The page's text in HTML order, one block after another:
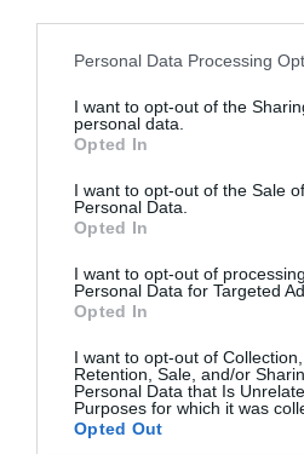
Please note that this website/app
not limited to your visit or usage
grant or deny consent to Google
use your data for below specified
consent section.
Personal Data Processing
I want to opt-out of the
personal data.
Opted In
I want to opt-out of the Sale
Personal Data.
Opted In
I want to opt-out of
Personal Data for Targeted
Opted In
I want to opt-out of Collection,
Retention, Sale, and/or
Personal Data that Is
Purposes for which it was
Opted Out
«Κόκκινος» συναγερμός στην
Αυξημένη ετοιμότητα παντού
08.08.2026 | 17:00
Ρόδος: Έγραψαν 80χρονη για
κράνος!
08.08.2026 | 16:40
Θρήνος σε όλη την Εύβοια για
την ζωή
08.08.2026 | 16:20
Όλες οι